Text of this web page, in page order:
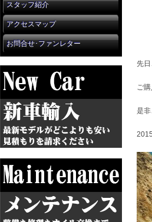
スタッフ紹介
アクセスマップ
お問合せ･ファンレター
先
ご
是